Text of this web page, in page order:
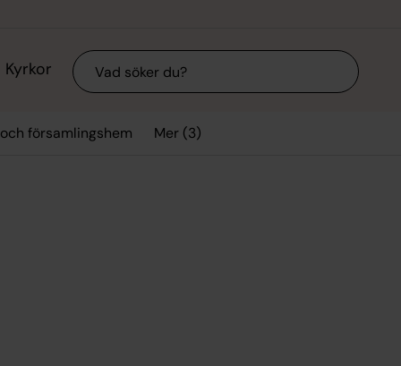
Kyrkor Sök
församlingshem Mer (3)